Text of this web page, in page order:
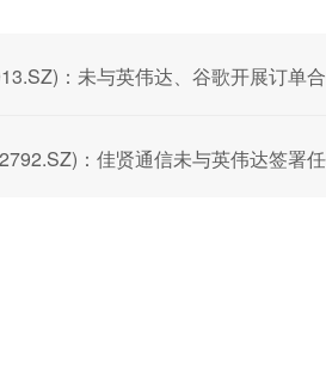
：未与英伟达、谷歌开展订单
：佳贤通信未与英伟达签署